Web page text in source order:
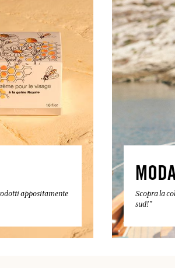
appositamente
Scopra la
sud!"